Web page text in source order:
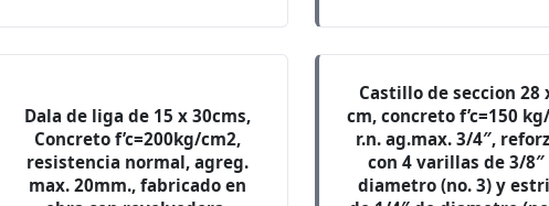
Dala de liga de 15 x 30cms,
Concreto f’c=200kg/cm2,
resistencia normal, agreg.
max. 20mm., fabricado en
Castillo de seccion 28
cm, concreto f’c=150
r.n. ag.max. 3/4″,
con 4 varillas de 3/8″
diametro (no. 3) y